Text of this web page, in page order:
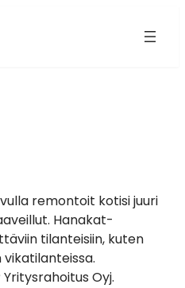
remontoit kotisi juuri
Hanakat-
tilanteisiin, kuten
Oyj.